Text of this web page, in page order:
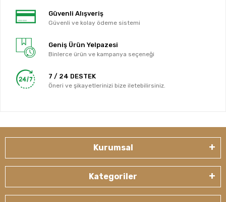
Güvenli Alışveriş
Güvenli ve kolay ödeme sistemi
Geniş Ürün Yelpazesi
Binlerce ürün ve kampanya seçeneği
7 / 24 DESTEK
Öneri ve şikayetlerinizi bize iletebilirsiniz.
Kurumsal
Kategoriler